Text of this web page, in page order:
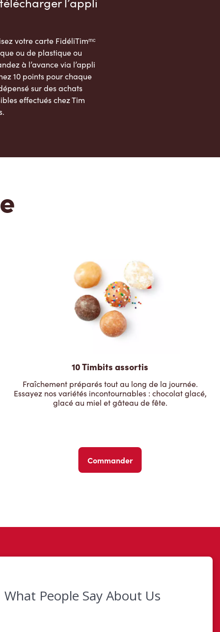
votre carte FidéliTimᵐᶜ
ou de plastique ou
à l’avance via l’appli
10 points pour chaque
sur des achats
effectués chez Tim
10 Timbits assortis
Fraîchement préparés tout au long de la journée.
Essayez nos variétés incontournables : chocolat glacé,
glacé au miel et gâteau de fête.
Commander